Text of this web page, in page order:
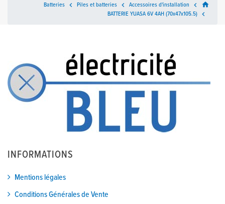
home

Accessoires d'installation

Piles et batteries

Batteries

BATTERIE YUASA 6V 4AH (70x47x105.5)
INFORMATIONS
Mentions légales
Conditions Générales de Vente